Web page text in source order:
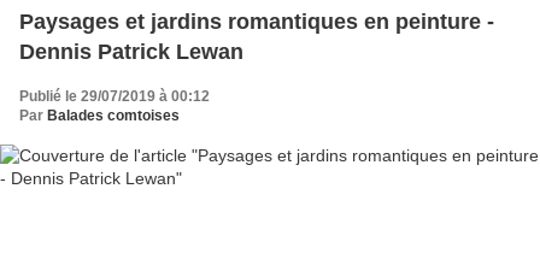
Paysages et jardins romantiques en peinture -
Dennis Patrick Lewan
Publié le 29/07/2019 à 00:12
Par Balades comtoises